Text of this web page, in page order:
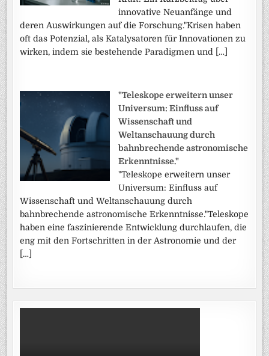
innovative Neuanfänge und
deren Auswirkungen auf die Forschung."Krisen haben
oft das Potenzial, als Katalysatoren für Innovationen zu
wirken, indem sie bestehende Paradigmen und […]
"Teleskope erweitern unser
Universum: Einfluss auf
Wissenschaft und
Weltanschauung durch
bahnbrechende astronomische
Erkenntnisse."
"Teleskope erweitern unser
Universum: Einfluss auf
Wissenschaft und Weltanschauung durch
bahnbrechende astronomische Erkenntnisse."Teleskope
haben eine faszinierende Entwicklung durchlaufen, die
eng mit den Fortschritten in der Astronomie und der
[…]